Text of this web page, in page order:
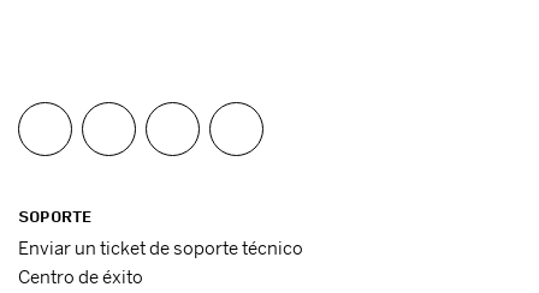
SOPORTE
Enviar un ticket de soporte técnico
Centro de éxito